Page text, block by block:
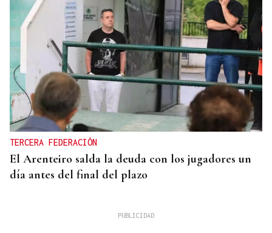
TERCERA FEDERACIÓN
El Arenteiro salda la deuda con los jugadores un
día antes del final del plazo